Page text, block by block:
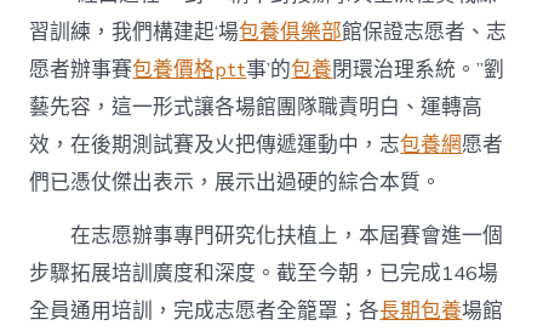
習訓練，我們構建起‘場包養俱樂部館保證志愿者、志
愿者辦事賽包養價格ptt事’的包養閉環治理系統。”劉
藝先容，這一形式讓各場館團隊職責明白、運轉高
效，在後期測試賽及火把傳遞運動中，志包養網愿者
們已憑仗傑出表示，展示出過硬的綜合本質。
在志愿辦事專門研究化扶植上，本屆賽會進一個
步驟拓展培訓廣度和深度。截至今朝，已完成146場
全員通用培訓，完成志愿者全籠罩；各長期包養場館